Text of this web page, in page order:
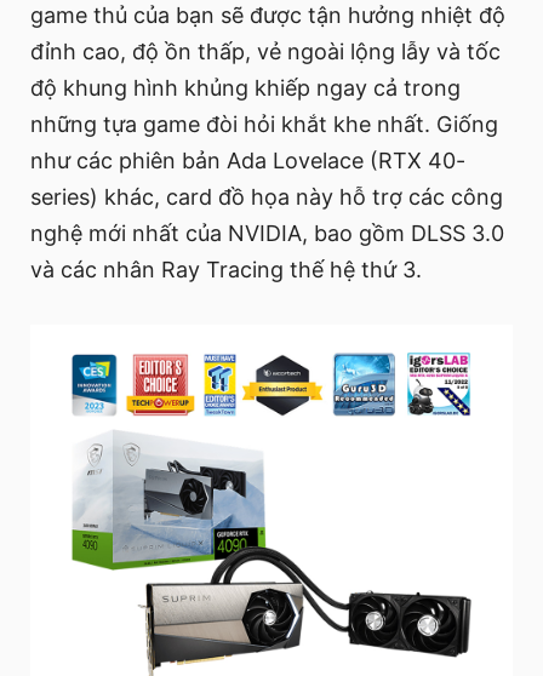
game thủ của bạn sẽ được tận hưởng nhiệt độ
đỉnh cao, độ ồn thấp, vẻ ngoài lộng lẫy và tốc
độ khung hình khủng khiếp ngay cả trong
những tựa game đòi hỏi khắt khe nhất. Giống
như các phiên bản Ada Lovelace (RTX 40-
series) khác, card đồ họa này hỗ trợ các công
nghệ mới nhất của NVIDIA, bao gồm DLSS 3.0
và các nhân Ray Tracing thế hệ thứ 3.